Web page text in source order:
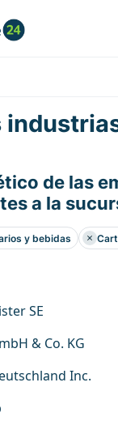
de las
a la
y bebidas
SE
& Co. KG
Inc.